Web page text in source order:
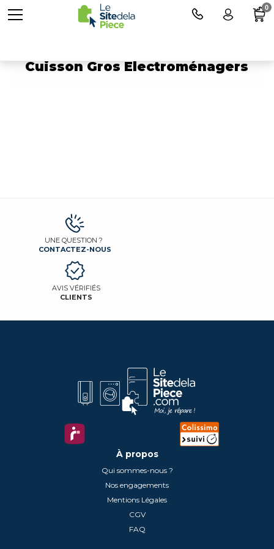
Cuisson Gros Electroménagers
UNE QUESTION ?
CONTACTEZ-NOUS
AVIS VÉRIFIÉS
CLIENTS
À propos
Qui sommes-nous ?
Nos engagements
Mentions Légales
CGV
FAQ
0